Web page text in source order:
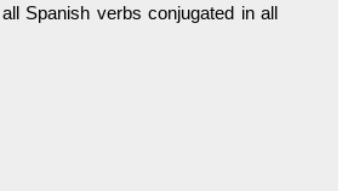
Spanish verbs conjugated in all